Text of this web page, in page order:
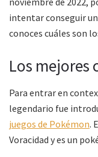
intentar conseguir
conoces cuáles son
Los mejores
Para entrar en
legendario fue
juegos de Pokémon.
Voracidad y es un